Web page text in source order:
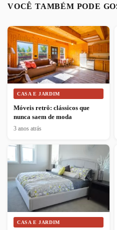
VOCÊ TAMBÉM PODE
CASA E JARDIM
Móveis retrô: clássicos que
nunca saem de moda
3 anos atrás
CASA E JARDIM